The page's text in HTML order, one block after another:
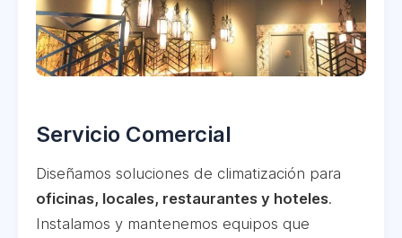
Servicio Comercial
Diseñamos soluciones de climatización para
oficinas, locales, restaurantes y hoteles.
Instalamos y mantenemos equipos que